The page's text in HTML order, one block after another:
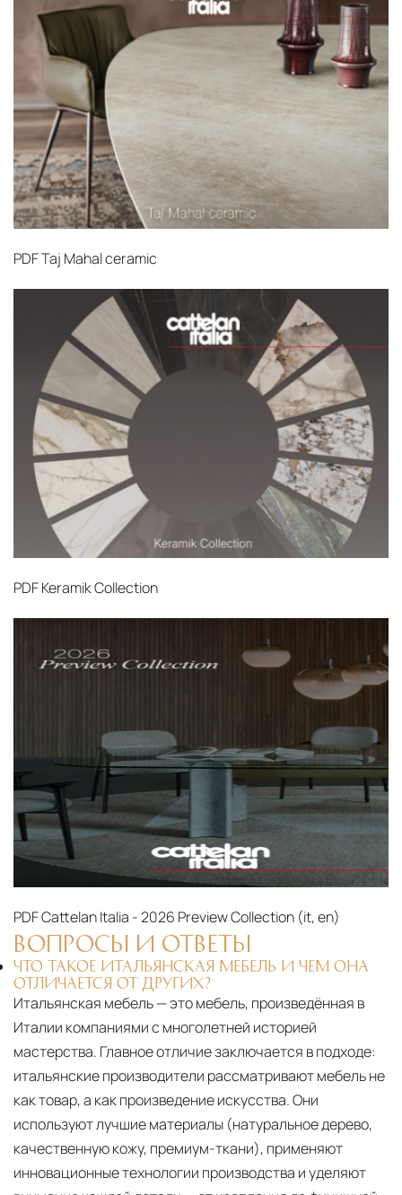
PDFTaj Mahal ceramic
PDFKeramik Collection
PDFCattelan Italia - 2026 Preview Collection (it, en)‎
ВОПРОСЫ И ОТВЕТЫ
ЧТО ТАКОЕ ИТАЛЬЯНСКАЯ МЕБЕЛЬ И ЧЕМ ОНА
ОТЛИЧАЕТСЯ ОТ ДРУГИХ?
Итальянская мебель — это мебель, произведённая в
Италии компаниями с многолетней историей
мастерства. Главное отличие заключается в подходе:
итальянские производители рассматривают мебель не
как товар, а как произведение искусства. Они
используют лучшие материалы (натуральное дерево,
качественную кожу, премиум-ткани), применяют
инновационные технологии производства и уделяют